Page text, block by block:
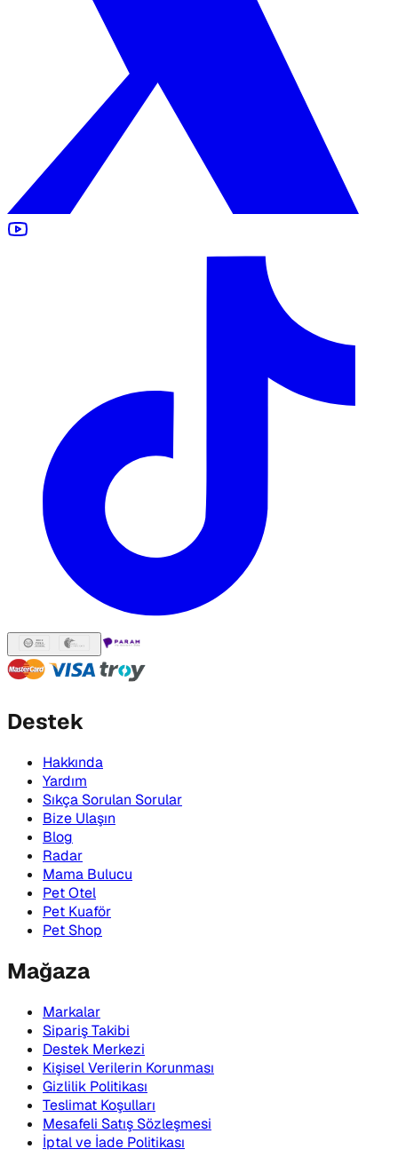
Destek
Hakkında
Yardım
Sıkça Sorulan Sorular
Bize Ulaşın
Blog
Radar
Mama Bulucu
Pet Otel
Pet Kuaför
Pet Shop
Mağaza
Markalar
Sipariş Takibi
Destek Merkezi
Kişisel Verilerin Korunması
Gizlilik Politikası
Teslimat Koşulları
Mesafeli Satış Sözleşmesi
İptal ve İade Politikası